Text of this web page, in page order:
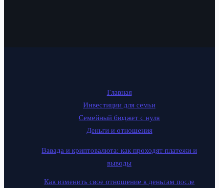
Главная
Инвестиции для семьи
Семейный бюджет с нуля
Деньги и отношения
Вавада и криптовалюта: как проходят платежи и
выводы
Как изменить свое отношение к деньгам после